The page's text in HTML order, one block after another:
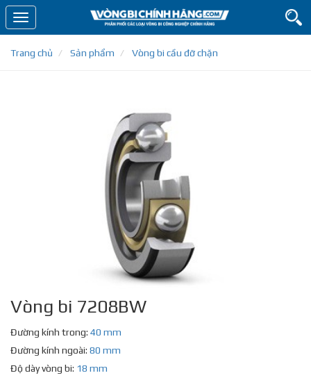
Toggle
navigation
Trang chủ
Sản phẩm Vòng bi cầu đỡ chặn
Vòng bi 7208BW
Đường kính trong: 40 mm
Đường kính ngoài: 80 mm
Độ dày vòng bi: 18 mm